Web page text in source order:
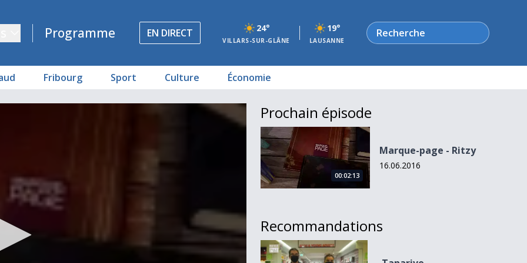
Programme EN DIRECT 24°
VILLARS-SUR-GLÂNE
19°
LAUSANNE
Rechercher
Fribourg Sport Culture Économie
Prochain épisode
Marque-page - Ritzy
00:02:13
Marque-page - Ritzy
16.06.2016
Recommandations
Tanarive